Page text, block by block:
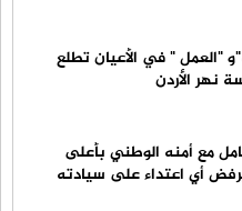
"العمل " في الأعيان تطلع
نهر الأردن
مع أمنه الوطني بأعلى
أي اعتداء على سيادته